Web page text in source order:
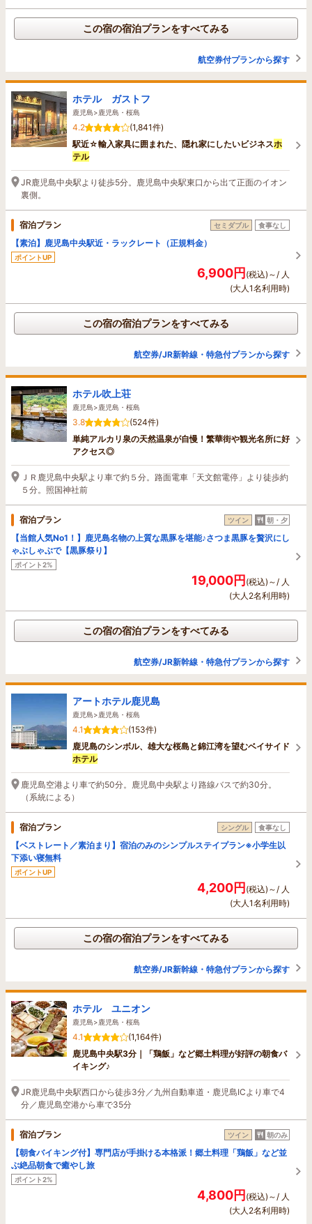
この宿の宿泊プランをすべてみる
航空券付プランから探す
ホテル ガストフ
鹿児島>鹿児島・桜島
4.2
(1,841件)
駅近☆輸入家具に囲まれた、隠れ家にしたいビジネスホ
テル
JR鹿児島中央駅より徒歩5分。鹿児島中央駅東口から出て正面のイオン
裏側。
宿泊プラン セミダブル 食事なし
【素泊】鹿児島中央駅近・ラックレート（正規料金）
ポイントUP
6,900円(税込)～/ 人
(大人1名利用時)
この宿の宿泊プランをすべてみる
航空券/JR新幹線・特急付プランから探す
ホテル吹上荘
鹿児島>鹿児島・桜島
3.8
(524件)
単純アルカリ泉の天然温泉が自慢！繁華街や観光名所に好
アクセス◎
ＪＲ鹿児島中央駅より車で約５分。路面電車「天文館電停」より徒歩約
５分。照国神社前
宿泊プラン ツイン 朝・夕
【当館人気No1！】鹿児島名物の上質な黒豚を堪能♪さつま黒豚を贅沢にし
ゃぶしゃぶで【黒豚祭り】
ポイント2%
19,000円(税込)～/ 人
(大人2名利用時)
この宿の宿泊プランをすべてみる
航空券/JR新幹線・特急付プランから探す
アートホテル鹿児島
鹿児島>鹿児島・桜島
4.1
(153件)
鹿児島のシンボル、雄大な桜島と錦江湾を望むベイサイド
ホテル
鹿児島空港より車で約50分。鹿児島中央駅より路線バスで約30分。
（系統による）
宿泊プラン シングル 食事なし
【ベストレート／素泊まり】宿泊のみのシンプルステイプラン※小学生以
下添い寝無料
ポイントUP
4,200円(税込)～/ 人
(大人1名利用時)
この宿の宿泊プランをすべてみる
航空券/JR新幹線・特急付プランから探す
ホテル ユニオン
鹿児島>鹿児島・桜島
4.1
(1,164件)
鹿児島中央駅3分｜「鶏飯」など郷土料理が好評の朝食バ
イキング♪
JR鹿児島中央駅西口から徒歩3分／九州自動車道・鹿児島ICより車で4
分／鹿児島空港から車で35分
宿泊プラン ツイン 朝のみ
【朝食バイキング付】専門店が手掛ける本格派！郷土料理「鶏飯」など並
ぶ絶品朝食で癒やし旅
ポイント2%
4,800円(税込)～/ 人
(大人2名利用時)